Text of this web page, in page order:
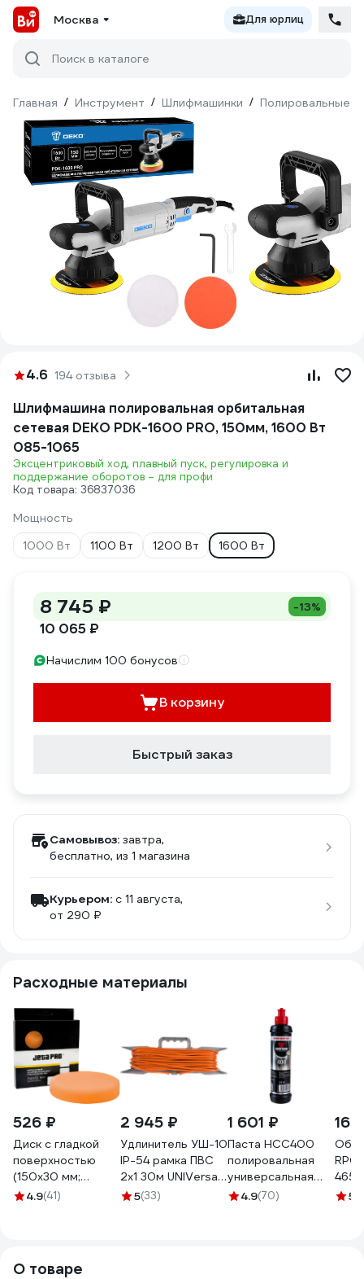
Москва Для юрлиц
Поиск в каталоге
Главная / Инструмент / Шлифмашинки / Полировальные
4.6 194 отзыва
Шлифмашина полировальная орбитальная
сетевая DEKO PDK-1600 PRO, 150мм, 1600 Вт
085-1065
Эксцентриковый ход, плавный пуск, регулировка и
поддержание оборотов – для профи
Код товара: 36837036
Мощность
1000 Вт
1100 Вт 1200 Вт 1600 Вт
8 745 ₽ -13%
10 065 ₽
Начислим 100 бонусов
В корзину
Быстрый заказ
Самовывоз: завтра,
бесплатно, из 1 магазина
Курьером: c 11 августа,
от 290 ₽
Расходные материалы
526 ₽
Диск с гладкой
поверхностью
(150x30 мм;
средней
4.9(41)
2 945 ₽
Удлинитель УШ-10
IP-54 рамка ПВС
2x1 30м UNIVersal
9632793
5(33)
1 601 ₽
Паста HCC400
полировальная
универсальная
высокоабразивная
4.9(70)
167
5
О товаре